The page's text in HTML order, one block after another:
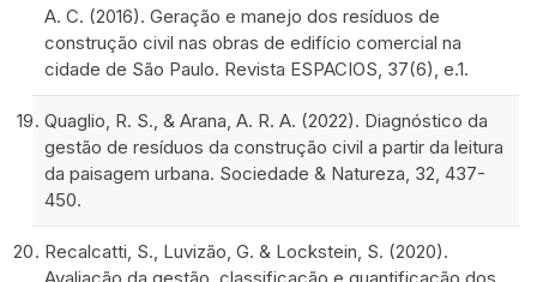
A. C. (2016). Geração e manejo dos resíduos de
construção civil nas obras de edifício comercial na
cidade de São Paulo. Revista ESPACIOS, 37(6), e.1.
Quaglio, R. S., & Arana, A. R. A. (2022). Diagnóstico da
gestão de resíduos da construção civil a partir da leitura
da paisagem urbana. Sociedade & Natureza, 32, 437-
450.
Recalcatti, S., Luvizão, G. & Lockstein, S. (2020).